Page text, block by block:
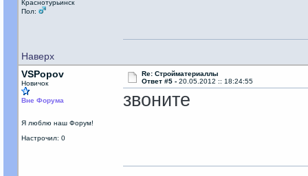
Краснотурьинск
Пол:
Наверх
VSPopov
Новичок
Вне Форума
Я люблю наш Форум!
Настрочил: 0
Re: Стройматериаллы
Ответ #5 - 20.05.2012 :: 18:24:55
звоните